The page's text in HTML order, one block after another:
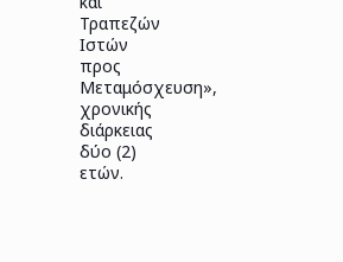
Τραπεζών
Ιστών
προς
Μεταμόσχευση»,
χρονικής
διάρκειας
δύο (2)
ετών.